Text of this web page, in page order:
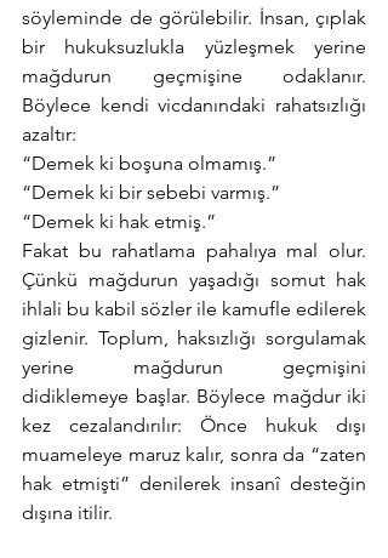
söyleminde de görülebilir. İnsan, çıplak
bir hukuksuzlukla yüzleşmek yerine
mağdurun geçmişine odaklanır.
Böylece kendi vicdanındaki rahatsızlığı
azaltır:
“Demek ki boşuna olmamış.”
“Demek ki bir sebebi varmış.”
“Demek ki hak etmiş.”
Fakat bu rahatlama pahalıya mal olur.
Çünkü mağdurun yaşadığı somut hak
ihlali bu kabil sözler ile kamufle edilerek
gizlenir. Toplum, haksızlığı sorgulamak
yerine mağdurun geçmişini
didiklemeye başlar. Böylece mağdur iki
kez cezalandırılır: Önce hukuk dışı
muameleye maruz kalır, sonra da “zaten
hak etmişti” denilerek insanî desteğin
dışına itilir.